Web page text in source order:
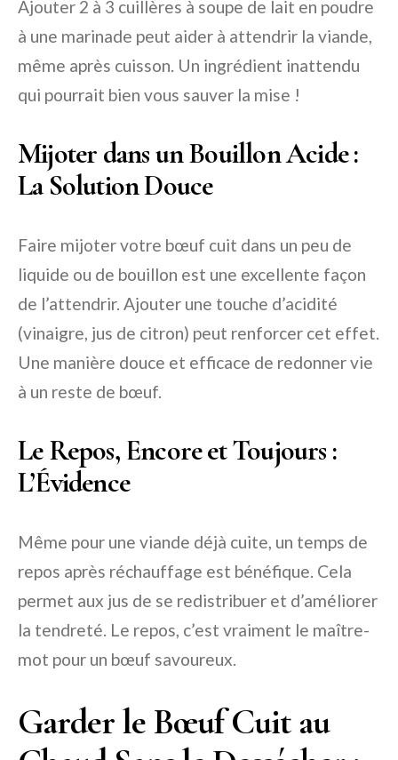
Ajouter 2 à 3 cuillères à soupe de lait en poudre
à une marinade peut aider à attendrir la viande,
même après cuisson. Un ingrédient inattendu
qui pourrait bien vous sauver la mise !
Mijoter dans un Bouillon Acide :
La Solution Douce
Faire mijoter votre bœuf cuit dans un peu de
liquide ou de bouillon est une excellente façon
de l’attendrir. Ajouter une touche d’acidité
(vinaigre, jus de citron) peut renforcer cet effet.
Une manière douce et efficace de redonner vie
à un reste de bœuf.
Le Repos, Encore et Toujours :
L’Évidence
Même pour une viande déjà cuite, un temps de
repos après réchauffage est bénéfique. Cela
permet aux jus de se redistribuer et d’améliorer
la tendreté. Le repos, c’est vraiment le maître-
mot pour un bœuf savoureux.
Garder le Bœuf Cuit au